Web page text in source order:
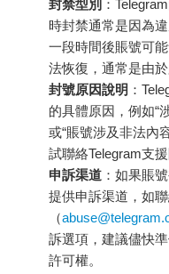
封禁型別 ：
時封禁通常是因為
一段時間後賬號可
法恢復，通常是由於
封號原因說明 ：
的具體原因，例如“
或“賬號涉及非法內
試聯絡Telegram支
申訴渠道 ：如果賬
提供申訴渠道，如
（
訴選項，建議儘快
許可權。